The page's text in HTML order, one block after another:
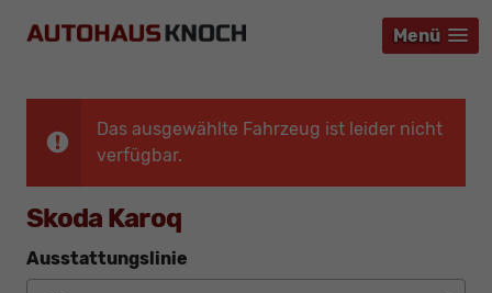
Menü
Menü
Menü
Das ausgewählte Fahrzeug ist leider nicht
verfügbar.
Skoda Karoq
Ausstattungslinie